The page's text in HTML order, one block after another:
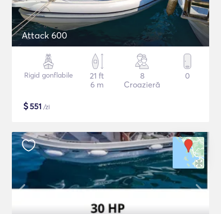
Attack 600
Rigid gonflabile
21 ft
6 m
8
Croazieră
0
$551 /zi